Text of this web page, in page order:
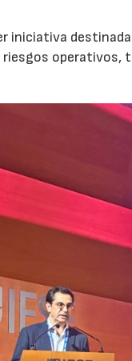
iniciativa
riesgos